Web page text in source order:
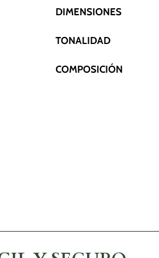
DIMENSIONES
TONALIDAD
COMPOSICIÓN